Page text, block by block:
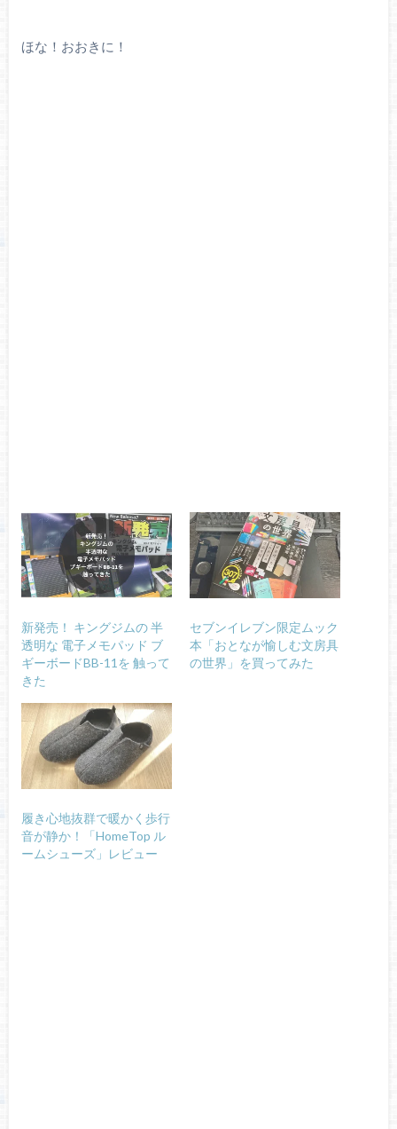
ほな！おおきに！
新発売！ キングジムの 半
透明な 電子メモパッド ブ
ギーボードBB-11を 触って
きた
セブンイレブン限定ムック
本「おとなが愉しむ文房具
の世界」を買ってみた
履き心地抜群で暖かく歩行
音が静か！「HomeTop ル
ームシューズ」レビュー